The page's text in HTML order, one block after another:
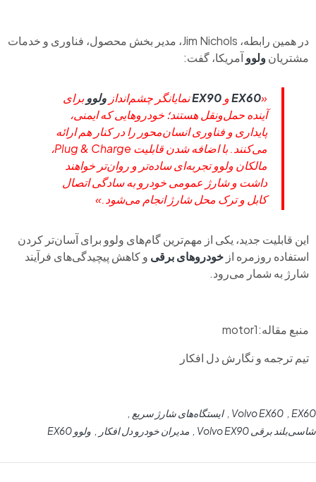
در همین رابطه، Jim Nichols، مدیر بخش محصول، فناوری و خدمات
مشتریانولووآمریکا، گفت:
«
EX60و EX90نمایانگر چشم‌انداز ولووبرای
آینده حمل‌ونقل هستند؛ خودروهایی که ایمنی،
پایداری و فناوری انسان‌محور را در کنار هم ارائه
می‌کنند. با اضافه شدن قابلیت Plug & Charge،
مالکان ولوو تجربه‌ای ساده‌تر و روان‌تر خواهند
داشت و شارژ عمومی خودرو به سادگی اتصال
کابل و ترک محل شارژ انجام می‌شود.»
این قابلیت جدید، یکی از مهم‌ترین گام‌های ولوو برای آسان‌تر کردن
استفاده روزمره از خودروهای برقی و کاهش پیچیدگی‌های فرآیند
شارژ به شمار می‌رود.
منبع مقاله:motor1
تیم ترجمه و نگارش دل افکار
EX60
Volvo EX60
ایستگاه‌های شارژ سریع
شاسی‌بلند برقی Volvo EX90
مدیران خودرو دل افکار ولوو EX60